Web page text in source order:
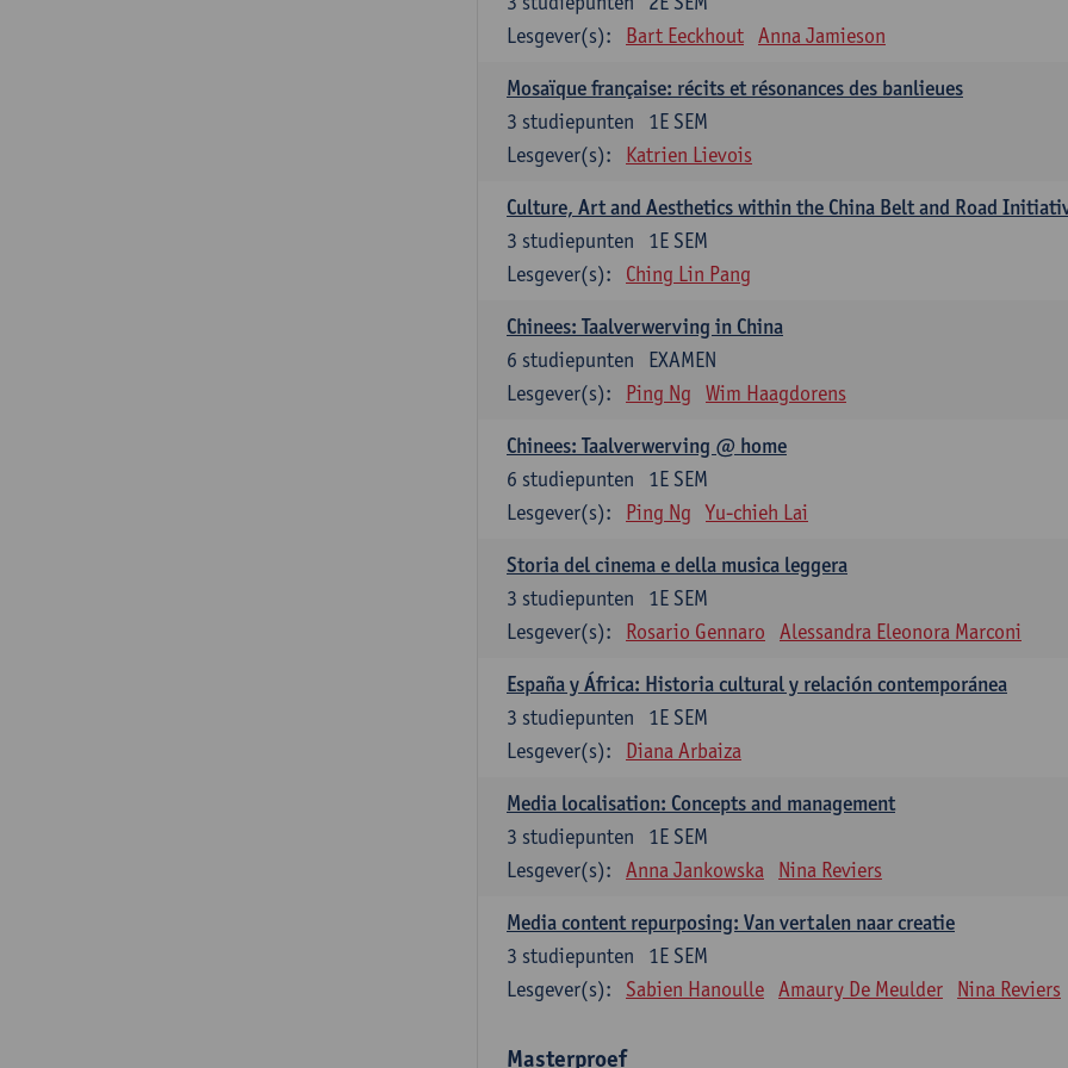
Lesgever(s):
Bart Eeckhout Anna Jamieson
Mosaïque française: récits et résonances des banlieues
1E SEM
3 studiepunten
Lesgever(s):
Katrien Lievois
Culture, Art and Aesthetics within the China Belt and Road
1E SEM
3 studiepunten
Lesgever(s):
Ching Lin Pang
Chinees: Taalverwerving in China
EXAMEN
6 studiepunten
Lesgever(s):
Ping Ng Wim Haagdorens
Chinees: Taalverwerving @ home
1E SEM
6 studiepunten
Lesgever(s):
Ping Ng Yu-chieh Lai
Storia del cinema e della musica leggera
1E SEM
3 studiepunten
Lesgever(s):
Rosario Gennaro Alessandra Eleonora Marconi
España y África: Historia cultural y relación contemporánea
1E SEM
3 studiepunten
Lesgever(s):
Diana Arbaiza
Media localisation: Concepts and management
1E SEM
3 studiepunten
Lesgever(s):
Anna Jankowska Nina Reviers
Media content repurposing: Van vertalen naar creatie
1E SEM
3 studiepunten
Lesgever(s):
Sabien Hanoulle Amaury De Meulder Nina Reviers
Masterproef